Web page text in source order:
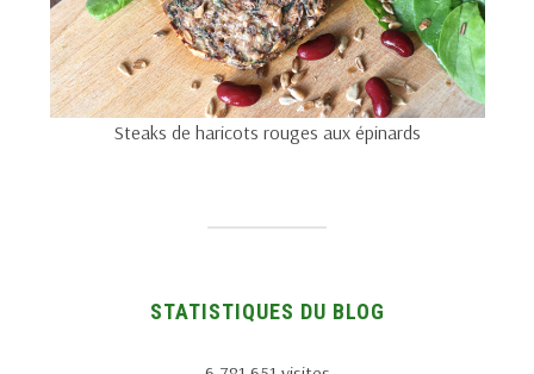
Steaks de haricots rouges aux épinards
STATISTIQUES DU BLOG